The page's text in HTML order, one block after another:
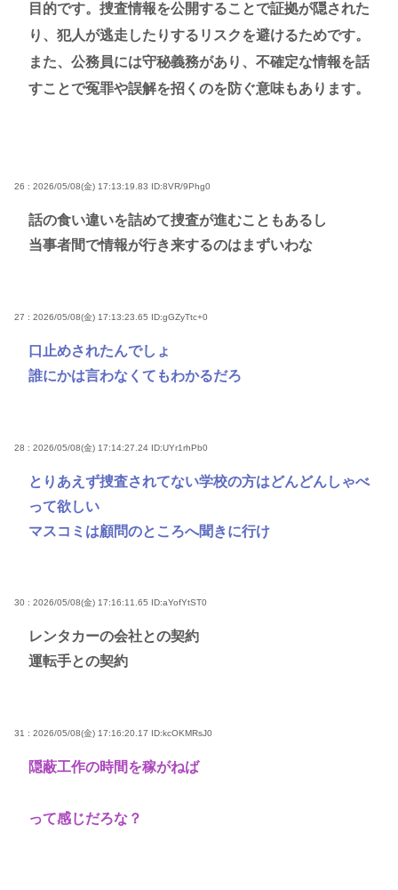
目的です。捜査情報を公開することで証拠が隠された
り、犯人が逃走したりするリスクを避けるためです。
また、公務員には守秘義務があり、不確定な情報を話
すことで冤罪や誤解を招くのを防ぐ意味もあります。
26 : 2026/05/08(金) 17:13:19.83 ID:8VR/9Phg0
話の食い違いを詰めて捜査が進むこともあるし
当事者間で情報が行き来するのはまずいわな
27 : 2026/05/08(金) 17:13:23.65 ID:gGZyTtc+0
口止めされたんでしょ
誰にかは言わなくてもわかるだろ
28 : 2026/05/08(金) 17:14:27.24 ID:UYr1rhPb0
とりあえず捜査されてない学校の方はどんどんしゃべ
って欲しい
マスコミは顧問のところへ聞きに行け
30 : 2026/05/08(金) 17:16:11.65 ID:aYofYtST0
レンタカーの会社との契約
運転手との契約
31 : 2026/05/08(金) 17:16:20.17 ID:kcOKMRsJ0
隠蔽工作の時間を稼がねば
って感じだろな？